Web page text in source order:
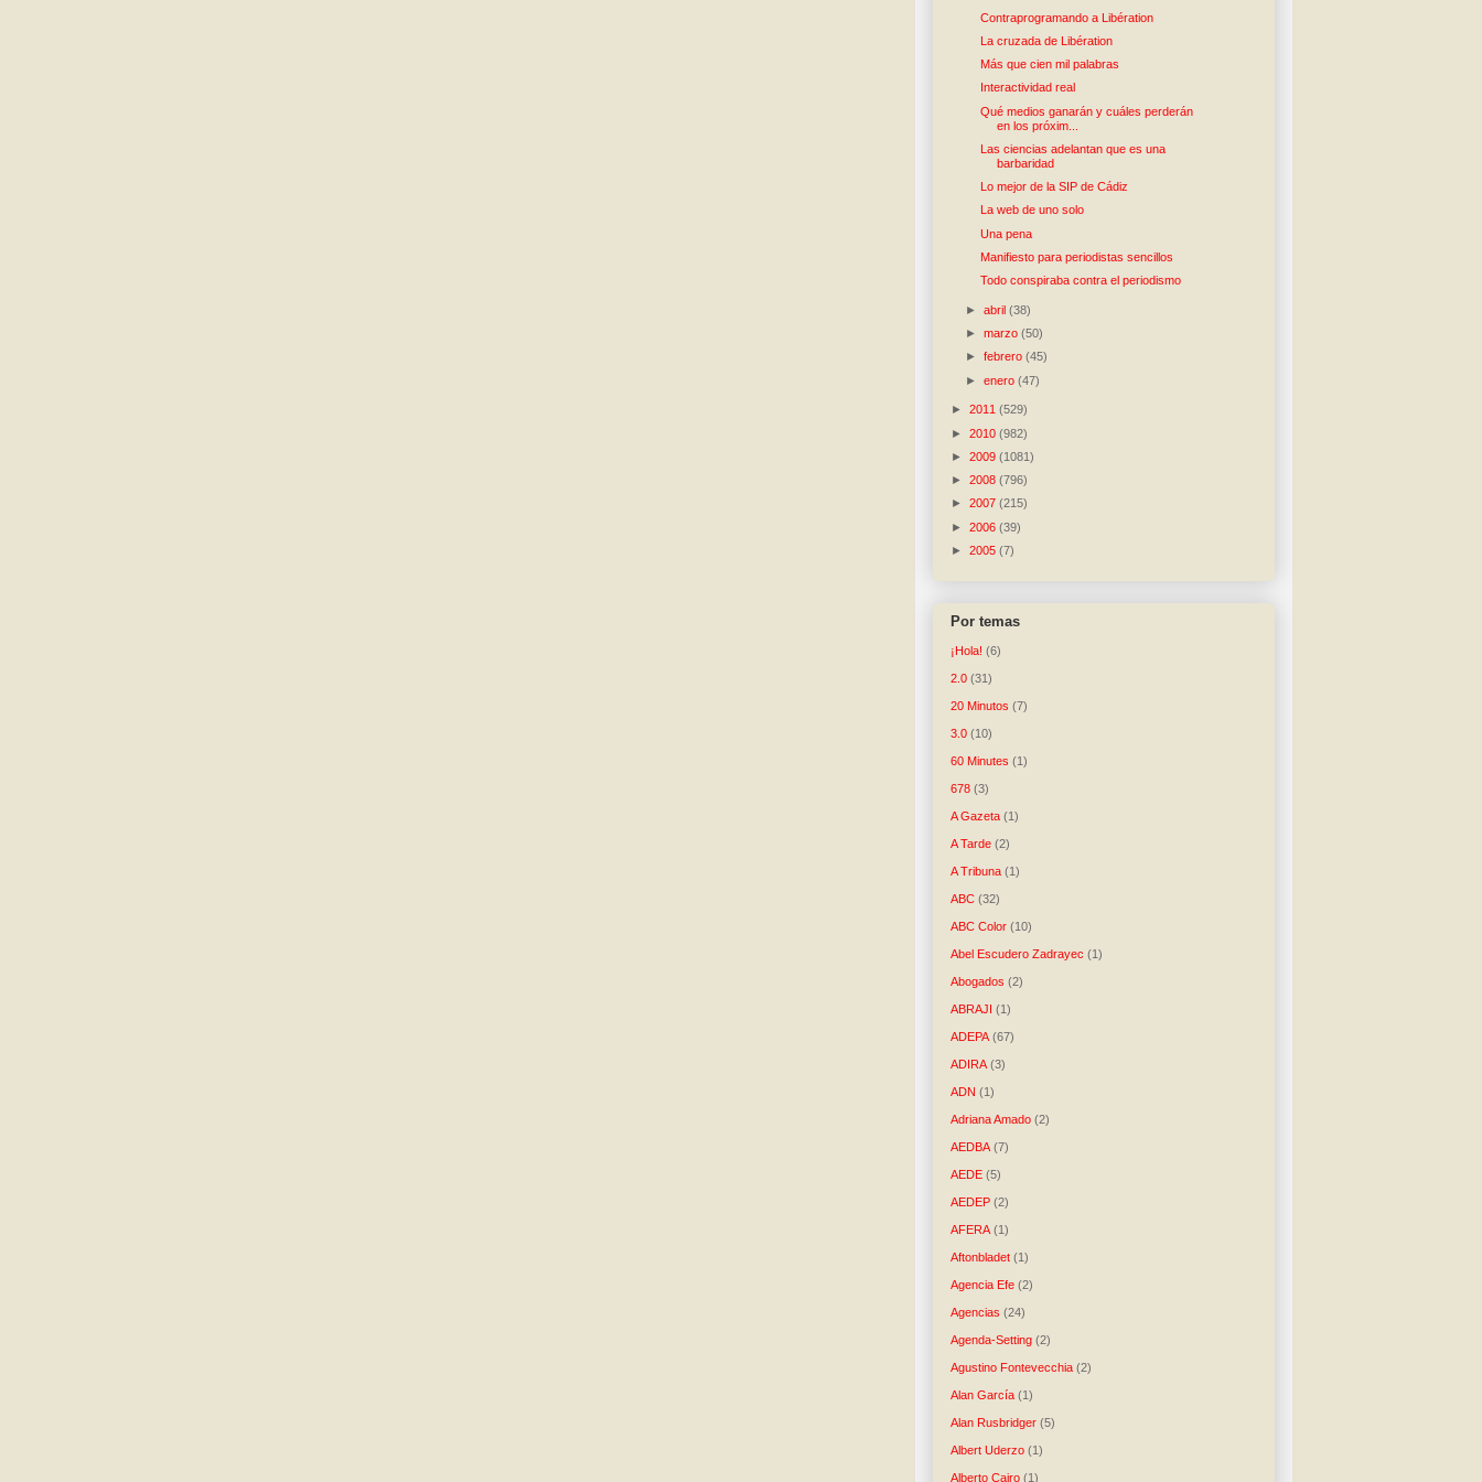
Contraprogramando a Libération
La cruzada de Libération
Más que cien mil palabras
Interactividad real
Qué medios ganarán y cuáles perderán
en los próxim...
Las ciencias adelantan que es una
barbaridad
Lo mejor de la SIP de Cádiz
La web de uno solo
Una pena
Manifiesto para periodistas sencillos
Todo conspiraba contra el periodismo
►abril(38)
►marzo(50)
►febrero(45)
►enero(47)
► 2011 (529)
► 2010 (982)
► 2009 (1081)
► 2008 (796)
► 2007 (215)
► 2006 (39)
► 2005 (7)
Por temas
¡Hola! (6)
2.0 (31)
20 Minutos (7)
3.0 (10)
60 Minutes (1)
678 (3)
A Gazeta (1)
A Tarde (2)
A Tribuna (1)
ABC (32)
ABC Color (10)
Abel Escudero Zadrayec (1)
Abogados (2)
ABRAJI (1)
ADEPA (67)
ADIRA (3)
ADN (1)
Adriana Amado (2)
AEDBA (7)
AEDE (5)
AEDEP (2)
AFERA (1)
Aftonbladet (1)
Agencia Efe (2)
Agencias (24)
Agenda-Setting (2)
Agustino Fontevecchia (2)
Alan García (1)
Alan Rusbridger (5)
Albert Uderzo (1)
Alberto Cairo (1)